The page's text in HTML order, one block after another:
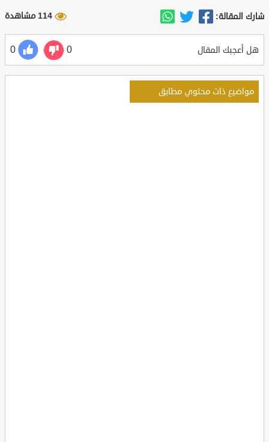
شارك المقالة: 114 مشاهدة
هل أعجبك المقال 0
0
مواضيع ذات محتوي مطابق